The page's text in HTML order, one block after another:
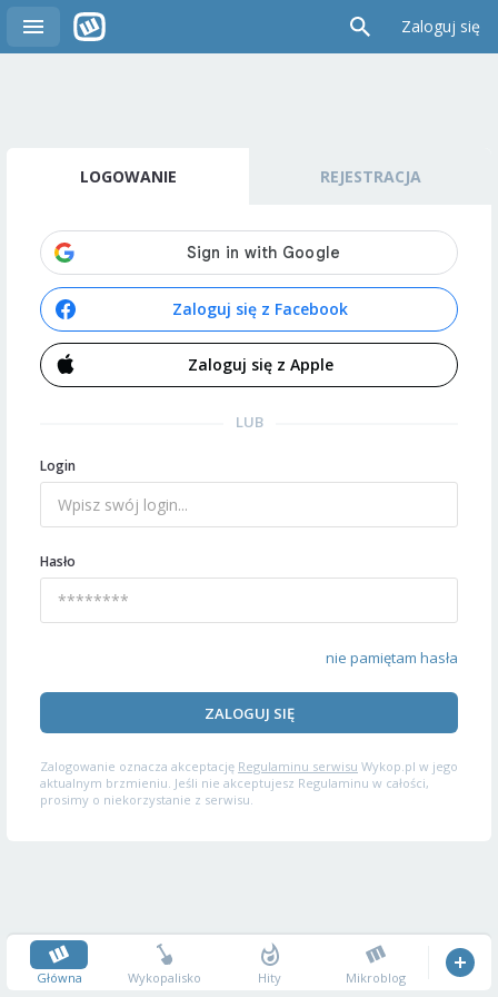
Zaloguj się
LOGOWANIE REJESTRACJA
Zaloguj się z Facebook
Zaloguj się z Apple
LUB
Login
Hasło
nie pamiętam hasła
ZALOGUJ SIĘ
Zalogowanie oznacza akceptację Regulaminu serwisu Wykop.pl w jego
aktualnym brzmieniu. Jeśli nie akceptujesz Regulaminu w całości,
prosimy o niekorzystanie z serwisu.
Główna Wykopalisko Hity Mikroblog